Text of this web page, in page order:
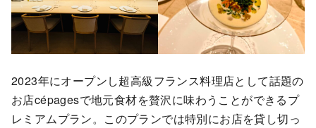
2023年にオープンし超高級フランス料理店として話題の
お店cépagesで地元食材を贅沢に味わうことができるプ
レミアムプラン。このプランでは特別にお店を貸し切っ